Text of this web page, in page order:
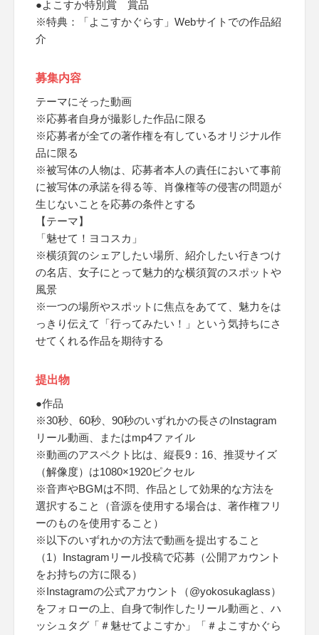
●よこすか特別賞 賞品
※特典：「よこすかぐらす」Webサイトでの作品紹
介
募集内容
テーマにそった動画
※応募者自身が撮影した作品に限る
※応募者が全ての著作権を有しているオリジナル作
品に限る
※被写体の人物は、応募者本人の責任において事前
に被写体の承諾を得る等、肖像権等の侵害の問題が
生じないことを応募の条件とする
【テーマ】
「魅せて！ヨコスカ」
※横須賀のシェアしたい場所、紹介したい行きつけ
の名店、女子にとって魅力的な横須賀のスポットや
風景
※一つの場所やスポットに焦点をあてて、魅力をは
っきり伝えて「行ってみたい！」という気持ちにさ
せてくれる作品を期待する
提出物
●作品
※30秒、60秒、90秒のいずれかの長さのInstagram
リール動画、またはmp4ファイル
※動画のアスペクト比は、縦長9：16、推奨サイズ
（解像度）は1080×1920ピクセル
※音声やBGMは不問、作品として効果的な方法を
選択すること（音源を使用する場合は、著作権フリ
ーのものを使用すること）
※以下のいずれかの方法で動画を提出すること
（1）Instagramリール投稿で応募（公開アカウント
をお持ちの方に限る）
※Instagramの公式アカウント（@yokosukaglass）
をフォローの上、自身で制作したリール動画と、ハ
ッシュタグ「＃魅せてよこすか」「＃よこすかぐら